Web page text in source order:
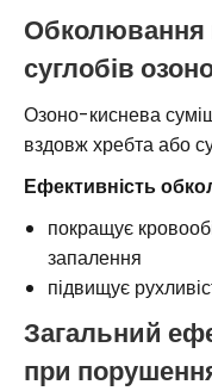
Обколювання
суглобів
Озоно-киснева
вздовж хребта або
Ефективність
покращує
запалення
підвищує
Загальний
при